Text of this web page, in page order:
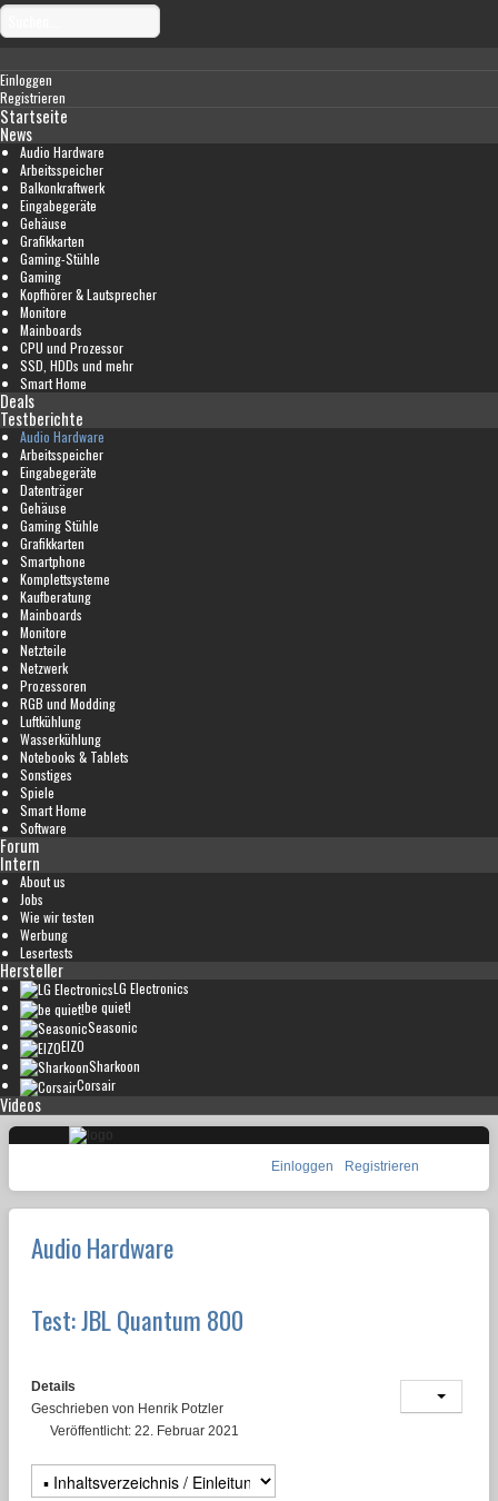
Einloggen
Registrieren
Startseite
News
Audio Hardware
Arbeitsspeicher
Balkonkraftwerk
Eingabegeräte
Gehäuse
Grafikkarten
Gaming-Stühle
Gaming
Kopfhörer & Lautsprecher
Monitore
Mainboards
CPU und Prozessor
SSD, HDDs und mehr
Smart Home
Deals
Testberichte
Audio Hardware
Arbeitsspeicher
Eingabegeräte
Datenträger
Gehäuse
Gaming Stühle
Grafikkarten
Smartphone
Komplettsysteme
Kaufberatung
Mainboards
Monitore
Netzteile
Netzwerk
Prozessoren
RGB und Modding
Luftkühlung
Wasserkühlung
Notebooks & Tablets
Sonstiges
Spiele
Smart Home
Software
Forum
Intern
About us
Jobs
Wie wir testen
Werbung
Lesertests
Hersteller
LG Electronics
be quiet!
Seasonic
EIZO
Sharkoon
Corsair
Videos
Einloggen Registrieren
Audio Hardware
Test: JBL Quantum 800
Details
Geschrieben von Henrik Potzler
Veröffentlicht: 22. Februar 2021